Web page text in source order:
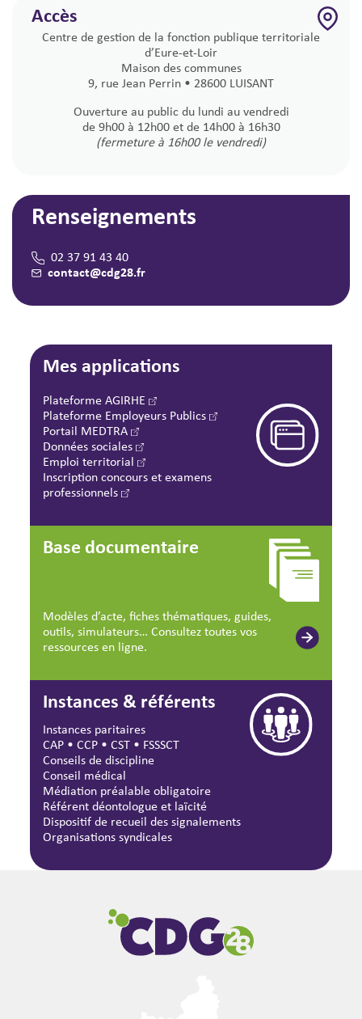
Accès
Centre de gestion de la fonction publique territoriale
d’Eure-et-Loir
Maison des communes
9, rue Jean Perrin • 28600 LUISANT
Ouverture au public du lundi au vendredi
de 9h00 à 12h00 et de 14h00 à 16h30
(fermeture à 16h00 le vendredi)
Renseignements
02 37 91 43 40
contact@cdg28.fr
Mes applications
Plateforme AGIRHE
Plateforme Employeurs Publics
Portail MEDTRA
Données sociales
Emploi territorial
Inscription concours et examens
professionnels
Base documentaire
Modèles d’acte, fiches thématiques, guides,
outils, simulateurs… Consultez toutes vos
ressources en ligne.
Instances & référents
Instances paritaires
CAP •CCP •CST • FSSSCT
Conseils de discipline
Conseil médical
Médiation préalable obligatoire
Référent déontologue et laïcité
Dispositif de recueil des signalements
Organisations syndicales